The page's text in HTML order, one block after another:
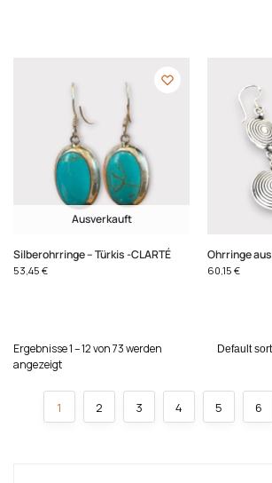
Ausverkauft
Silberohrringe – Türkis -CLARTÉ
53,45 €
Ohrringe
60,15 €
Ergebnisse 1 – 12 von 73 werden
angezeigt
1 2 3 4 5 6